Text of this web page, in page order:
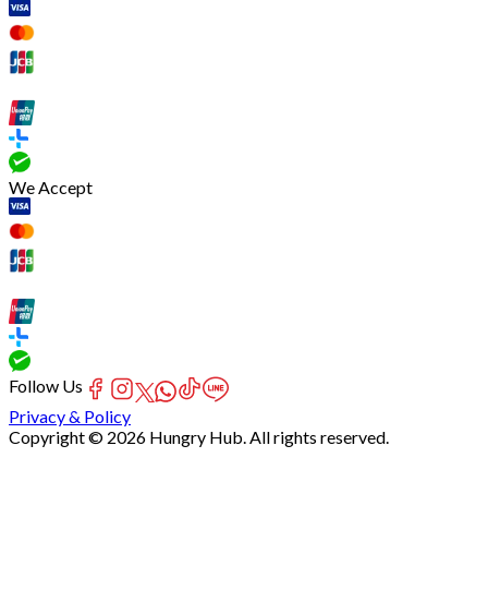
We Accept
Follow Us
Privacy & Policy
Copyright © 2026 Hungry Hub. All rights reserved.